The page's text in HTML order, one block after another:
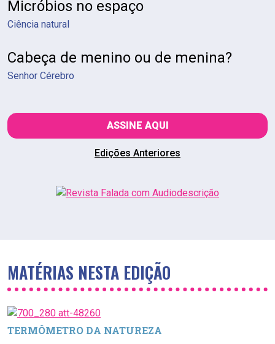
Micróbios no espaço
Ciência natural
Cabeça de menino ou de menina?
Senhor Cérebro
ASSINE AQUI
Edições Anteriores
MATÉRIAS NESTA EDIÇÃO
TERMÔMETRO DA NATUREZA